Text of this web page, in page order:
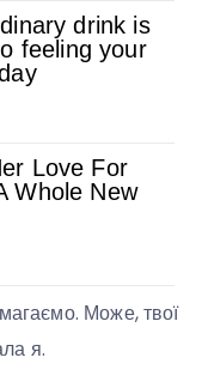
Може, твої
я.